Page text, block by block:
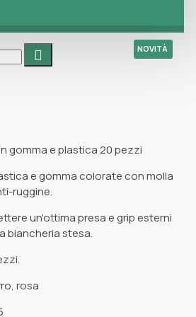
NOVITÀ
gomma e plastica 20 pezzi
e gomma colorate con molla
ruggine.
un'ottima presa e grip esterni
biancheria stesa.
rosa